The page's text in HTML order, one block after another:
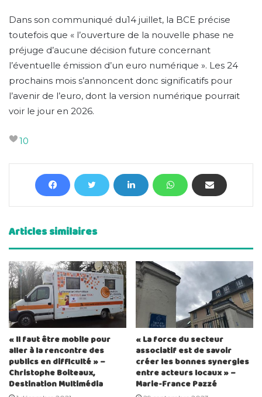
Dans son communiqué du14 juillet, la BCE précise
toutefois que « l’ouverture de la nouvelle phase ne
préjuge d’aucune décision future concernant
l’éventuelle émission d’un euro numérique ». Les 24
prochains mois s’annoncent donc significatifs pour
l’avenir de l’euro, dont la version numérique pourrait
voir le jour en 2026.
10
Articles similaires
« Il faut être mobile pour
aller à la rencontre des
publics en difficulté » –
Christophe Boiteaux,
Destination Multimédia
« La force du secteur
associatif est de savoir
créer les bonnes synergies
entre acteurs locaux » –
Marie-France Pazzé